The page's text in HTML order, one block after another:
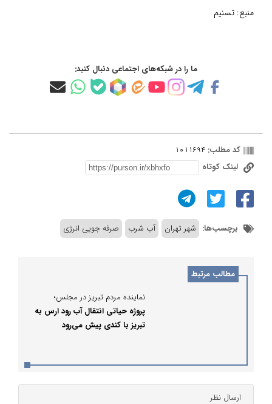
منبع: تسنیم
ما را در شبکه‌های اجتماعی دنبال کنید:
کد مطلب: 1011694
لینک کوتاه
برچسب‌ها: شهر تهران آب شرب صرفه جویی انرژی
مطالب مرتبط
نماینده مردم تبریز در مجلس؛
پروژه حیاتی انتقال آب رود ارس به
تبریز با کندی پیش می‌رود
ارسال نظر